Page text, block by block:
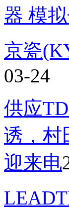
器 模
京瓷
03-24
供应
诱，村
迎来电